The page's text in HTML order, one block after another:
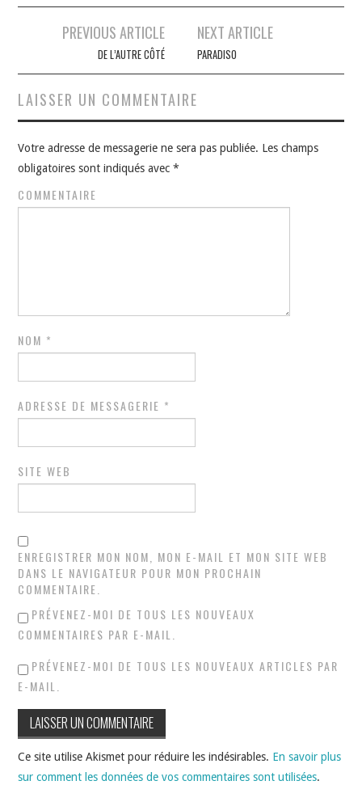
Navigation
articles
PREVIOUS ARTICLE
DE L’AUTRE CÔTÉ
NEXT ARTICLE
PARADISO
LAISSER UN COMMENTAIRE
Votre adresse de messagerie ne sera pas publiée. Les champs
obligatoires sont indiqués avec*
COMMENTAIRE
NOM *
ADRESSE DE MESSAGERIE *
SITE WEB
ENREGISTRER MON NOM, MON E-MAIL ET MON SITE WEB
DANS LE NAVIGATEUR POUR MON PROCHAIN
COMMENTAIRE.
PRÉVENEZ-MOI DE TOUS LES NOUVEAUX
COMMENTAIRES PAR E-MAIL.
PRÉVENEZ-MOI DE TOUS LES NOUVEAUX ARTICLES PAR
E-MAIL.
Ce site utilise Akismet pour réduire les indésirables. En savoir plus
sur comment les données de vos commentaires sont utilisées.